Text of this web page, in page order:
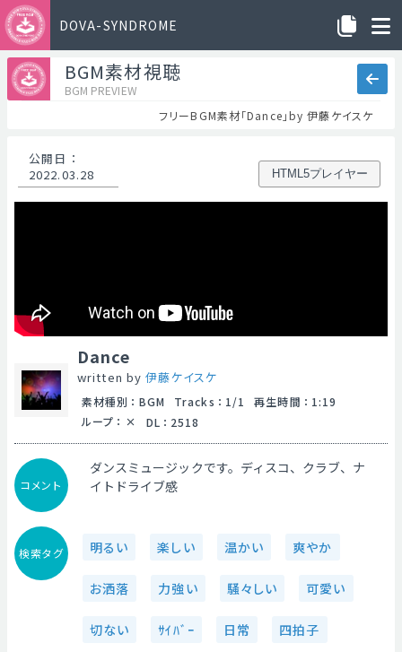
DOVA-SYNDROME
BGM素材視聴
BGM PREVIEW
フリーBGM素材「Dance」by 伊藤ケイスケ
公開日 ：
2022.03.28
HTML5プレイヤー
Dance
written by伊藤ケイスケ
素材種別 ： BGM Tracks ： 1/1 再生時間 ： 1:19
ループ ： DL ： 2518
コメント
ダンスミュージックです。ディスコ、クラブ、ナ
イトドライブ感
検索タグ 明るい 楽しい 温かい 爽やか
お洒落 力強い 騒々しい 可愛い
切ない ｻｲﾊﾞｰ 日常 四拍子